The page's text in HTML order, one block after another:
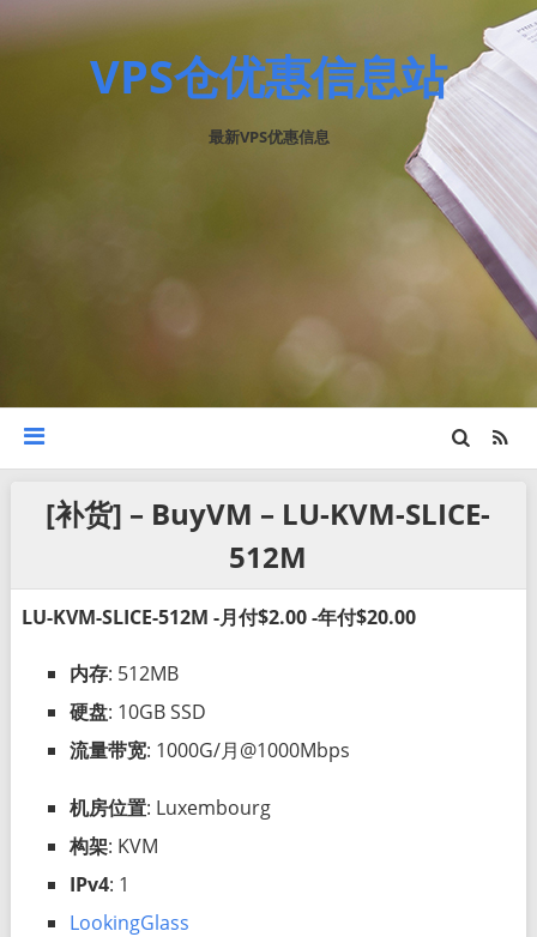
VPS仓优惠信息站
最新VPS优惠信息
[补货] – BuyVM – LU-KVM-SLICE-
512M
LU-KVM-SLICE-512M -月付$2.00 -年付$20.00
内存: 512MB
硬盘: 10GB SSD
流量带宽: 1000G/月@1000Mbps
机房位置: Luxembourg
构架: KVM
IPv4: 1
LookingGlass